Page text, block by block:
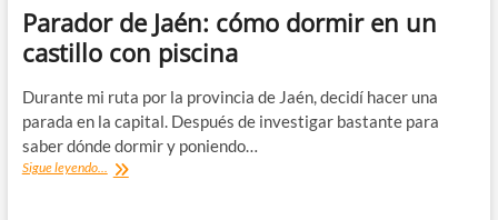
Parador de Jaén: cómo dormir en un
castillo con piscina
Durante mi ruta por la provincia de Jaén, decidí hacer una
parada en la capital. Después de investigar bastante para
saber dónde dormir y poniendo…
Sigue leyendo... Parador